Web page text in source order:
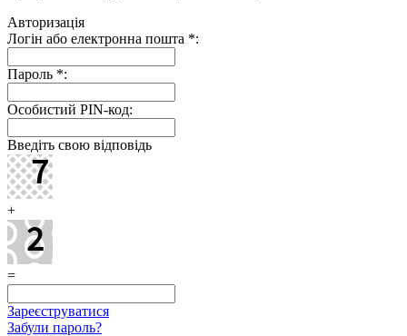
Авторизація
Логін або електронна пошта *:
Пароль *:
Особистий PIN-код:
Введіть свою відповідь
+
=
Зареєструватися
Забули пароль?